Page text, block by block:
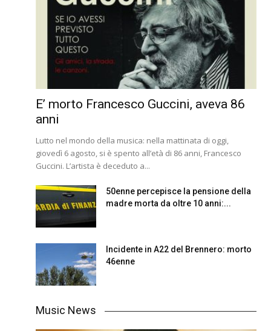
E’ morto Francesco Guccini, aveva 86
anni
Lutto nel mondo della musica: nella mattinata di oggi,
giovedì 6 agosto, si è spento all’età di 86 anni, Francesco
Guccini. L’artista è deceduto a...
50enne percepisce la pensione della
madre morta da oltre 10 anni:...
Incidente in A22 del Brennero: morto
46enne
Music News